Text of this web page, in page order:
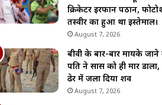
क्रिकेटर इरफान पठान,
तस्वीर का हुआ था इस्तेमाल।
August 7, 2026
बीवी के बार-बार मायके जाने
पति ने सास को ही मार
ढेर में जला दिया शव
August 7, 2026